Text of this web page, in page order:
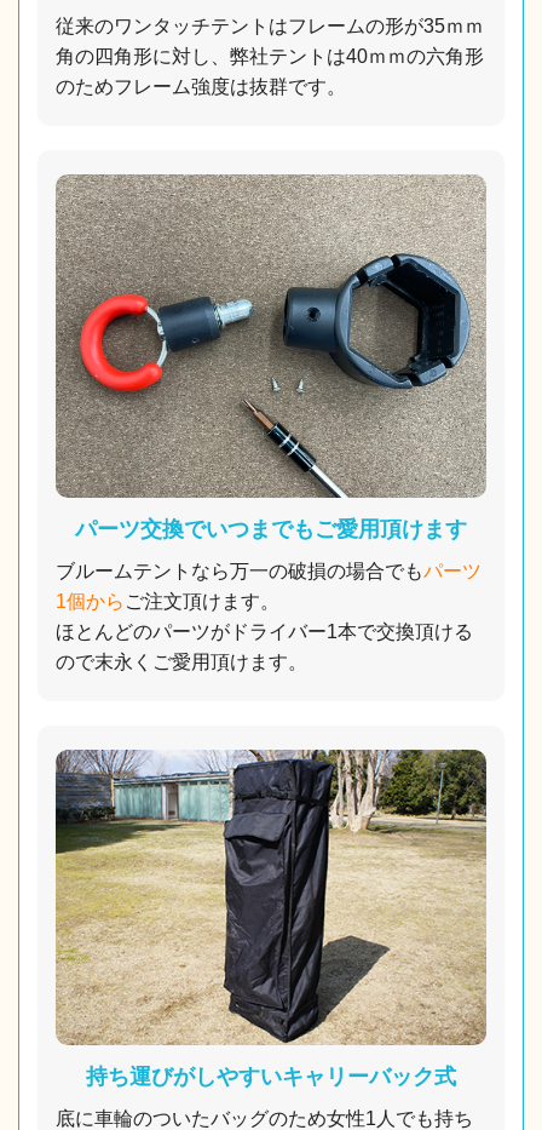
従来のワンタッチテントはフレームの形が35ｍｍ
角の四角形に対し、弊社テントは40ｍｍの六角形
のためフレーム強度は抜群です。
パーツ交換でいつまでもご愛用頂けます
ブルームテントなら万一の破損の場合でもパーツ
1個から ご注文頂けます。
ほとんどのパーツがドライバー1本で交換頂ける
ので末永くご愛用頂けます。
持ち運びがしやすいキャリーバック式
底に車輪のついたバッグのため女性1人でも持ち